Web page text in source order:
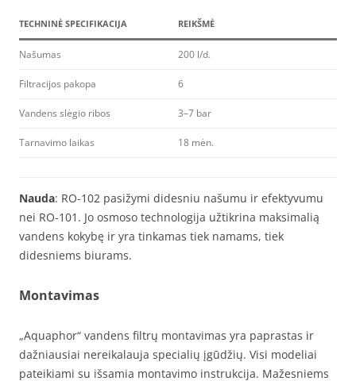
TECHNINĖ SPECIFIKACIJA REIKŠMĖ
Našumas 200 l/d.
Filtracijos pakopa 6
Vandens slėgio ribos 3–7 bar
Tarnavimo laikas 18 mėn.
Nauda: RO-102 pasižymi didesniu našumu ir efektyvumu
nei RO-101. Jo osmoso technologija užtikrina maksimalią
vandens kokybę ir yra tinkamas tiek namams, tiek
didesniems biurams.
Montavimas
„Aquaphor“ vandens filtrų montavimas yra paprastas ir
dažniausiai nereikalauja specialių įgūdžių. Visi modeliai
pateikiami su išsamia montavimo instrukcija. Mažesniems